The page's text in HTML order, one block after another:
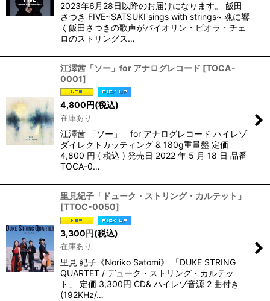
2023年6月28日以降のお届けになります。 飯田
さつき FIVE~SATSUKI sings with strings~ 魂に響
く飯田さつきの歌声がバイオリン・ビオラ・チェ
ロのストリングス…
江澤茜「ソー」for アナログレコード [TOCA-
0001]
4,800円(税込)
在庫あり
江澤茜 「ソー」 for アナログレコード ハイレゾ
ダイレクトカッティング & 180g重量盤 定価
4,800 円 ( 税込 ) 発売日 2022 年 5 月 18 日 品番
TOCA-0…
里見紀子「ドューク・ストリング・カルテット」
[TTOC-0050]
3,300円(税込)
在庫あり
里見 紀子《Noriko Satomi》 「DUKE STRING
QUARTET / デューク・ストリング・カルテッ
ト」 定価 3,300円 CD& ハイレゾ音源 2 曲付き
(192KHz/…